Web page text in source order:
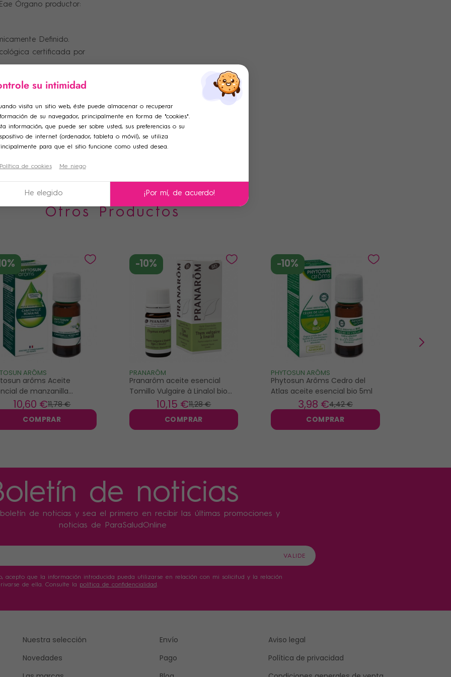
Órgano productor:
Definido.
certificada por
Otros Productos
ARÔMS
arôms Aceite
de manzanilla
5ml
11,78 €
10,60 €
COMPRAR
-10%
PRANARÔM
Pranarôm aceite esencial
Tomillo Vulgaire à Linalol bio
11,28 €
10,15 €
COMPRAR
-10%
PHYTOSUN ARÔMS
Phytosun Arôms Cedro del
Atlas aceite esencial bio 5ml
4,42 €
3,98 €
COMPRAR
de noticias
de noticias y sea el primero en recibir las últimas promociones y
noticias de ParaSaludOnline
acepto que la información introducida pueda utilizarse en relación con mi solicitud y la relación
de ella. Consulte la política de confidencialidad .
Nuestra selección
Novedades
Envío
Pago
Aviso legal
Política de privacidad
a la lista de deseos
una nueva lista
lista de deseos ×
×
iniciar sesión para guardar productos en su lista de deseos.
Iniciar sesión
su intimidad
visita un sitio web, éste puede almacenar o recuperar
de su navegador, principalmente en forma de "cookies".
información, que puede ser sobre usted, sus preferencias o su
de internet (ordenador, tableta o móvil), se utiliza
para que el sitio funcione como usted desea.
Política de cookies Me niego
He elegido ¡Por mí, de acuerdo!